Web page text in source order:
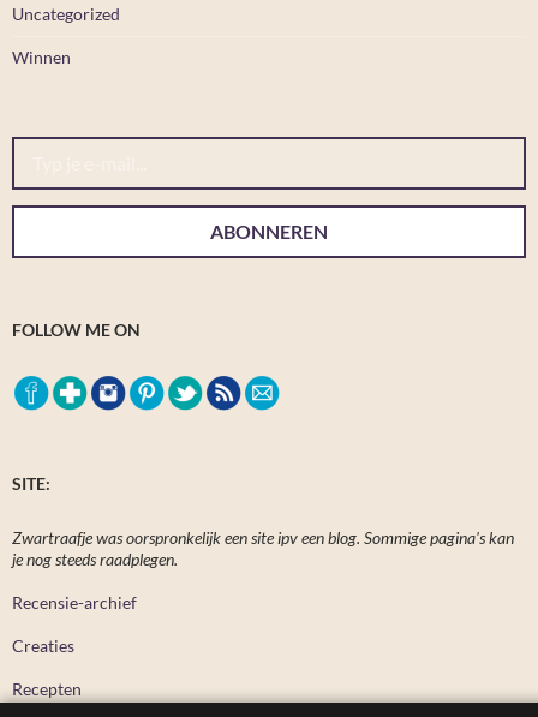
Uncategorized
Winnen
Typ je e-mail...
ABONNEREN
FOLLOW ME ON
SITE:
Zwartraafje was oorspronkelijk een site ipv een blog. Sommige pagina's kan
je nog steeds raadplegen.
Recensie-archief
Creaties
Recepten